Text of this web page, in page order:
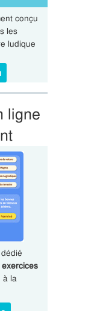
conçu
les
ludique
ligne
à la